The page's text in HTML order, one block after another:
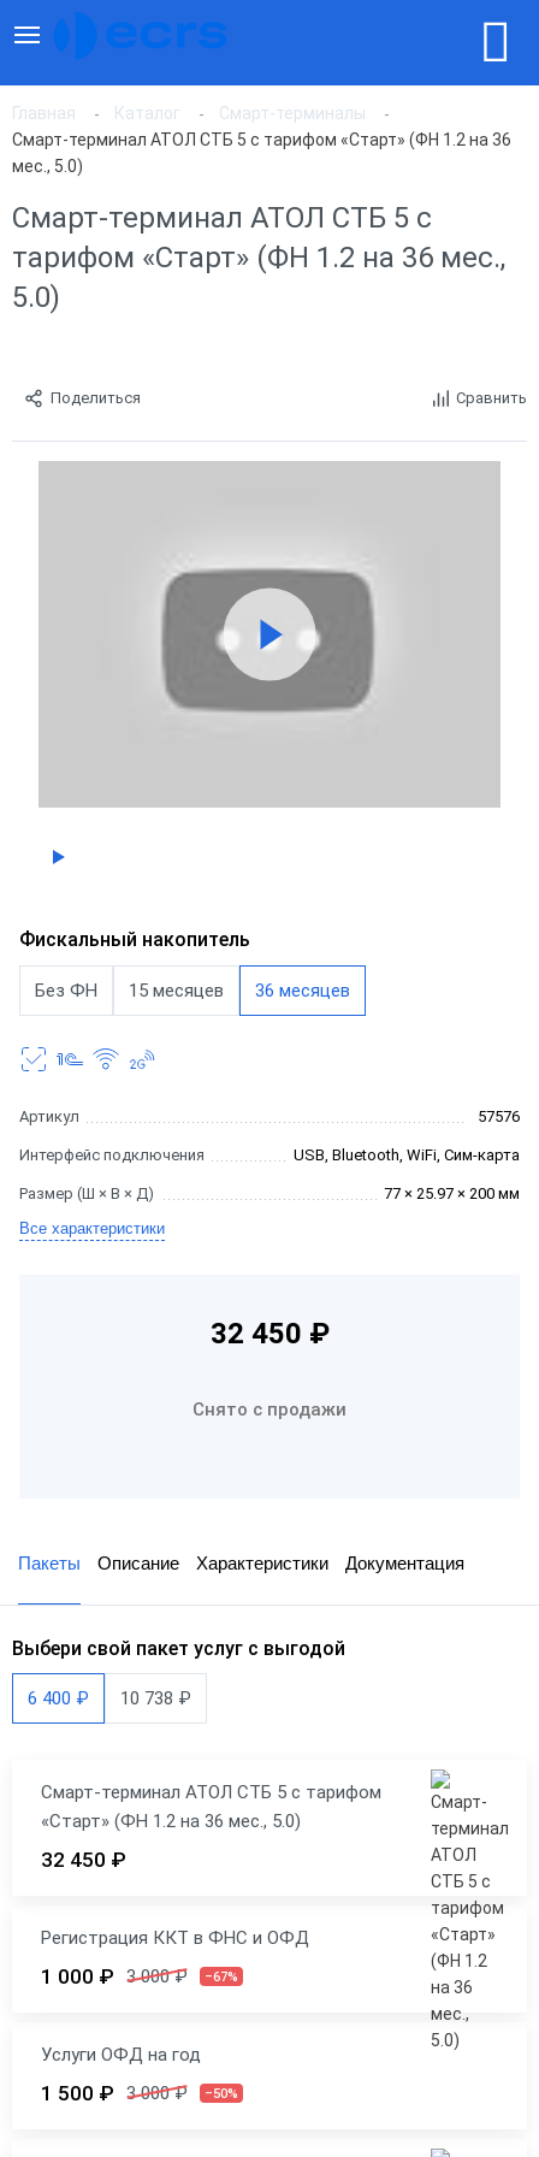
Главная Каталог
Смарт-терминалы
Смарт-терминал АТОЛ СТБ 5 с тарифом «Старт» (ФН 1.2 на 36
мес., 5.0)
Смарт-терминал АТОЛ СТБ 5 с
тарифом «Старт» (ФН 1.2 на 36 мес.,
5.0)
Поделиться Сравнить
Фискальный накопитель
Без ФН 15 месяцев 36 месяцев
Артикул 57576
Интерфейс подключения USB, Bluetooth, WiFi, Сим-карта
Размер (Ш × В × Д)
77 × 25.97 × 200 мм
Все характеристики
32 450 ₽
Снято с продажи
Пакеты Описание Характеристики Документация
Выбери свой пакет услуг с выгодой
6 400 ₽ 10 738 ₽
Смарт-терминал АТОЛ СТБ 5 с тарифом
«Старт» (ФН 1.2 на 36 мес., 5.0)
32 450 ₽
Регистрация ККТ в ФНС и ОФД
1 000 ₽ 3 000 ₽ –67%
Услуги ОФД на год
1 500 ₽ 3 000 ₽ –50%